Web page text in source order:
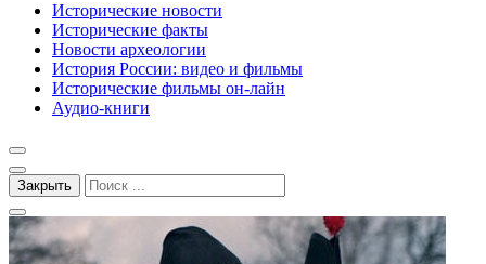
Исторические новости
Исторические факты
Новости археологии
История России: видео и фильмы
Исторические фильмы он-лайн
Аудио-книги
Закрыть